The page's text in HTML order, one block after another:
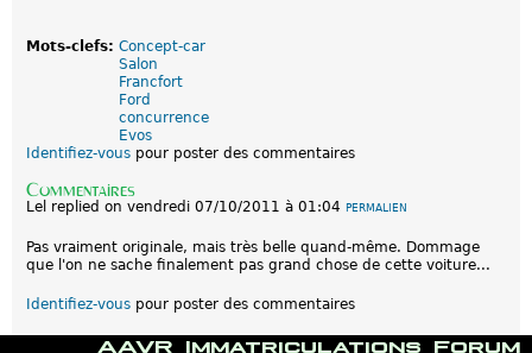
Mots-clefs: Concept-car
Salon
Francfort
Ford
concurrence
Evos
Identifiez-vous pour poster des commentaires
Commentaires
Lel replied on vendredi 07/10/2011 à 01:04 PERMALIEN
Pas vraiment originale, mais très belle quand-même. Dommage
que l'on ne sache finalement pas grand chose de cette voiture...
Identifiez-vous pour poster des commentaires
M Forum
Immatriculations
AAVR